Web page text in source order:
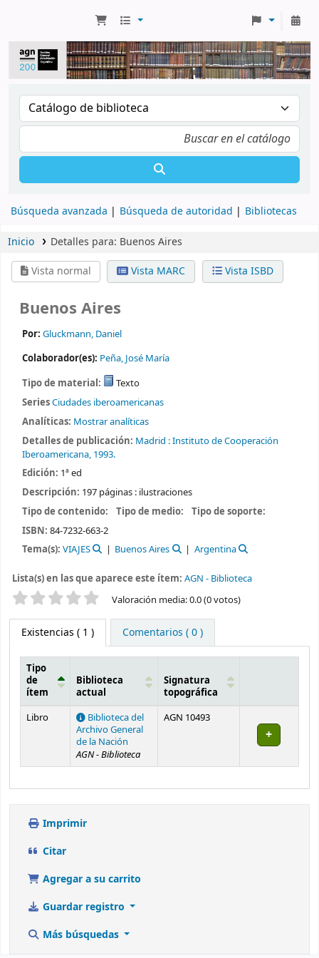
Búsqueda avanzada Búsqueda de autoridad Bibliotecas
Inicio Detalles para: Buenos Aires
Vista normal
Vista MARC Vista ISBD
Buenos Aires
Por: Gluckmann, Daniel
Colaborador(es): Peña, José María
Tipo de material:
Texto
SeriesCiudades iberoamericanas
Analíticas: Mostrar analíticas
Detalles de publicación: Madrid :Instituto de Cooperación
Iberoamericana, 1993.
Edición: 1ª ed
Descripción: 197 páginas : ilustraciones
Tipo de contenido:
Tipo de medio:
Tipo de soporte:
ISBN: 84-7232-663-2
Tema(s): VIAJES Buenos Aires Argentina
Lista(s) en las que aparece este ítem: AGN - Biblioteca
Valoración Valoración media: 0.0 (0 votos)
Existencias ( 1 ) Comentarios ( 0 )
Existencias
Tipo
de
ítem
Biblioteca
actual
Signatura
topográfica
Libro
Biblioteca del
Archivo General
de la Nación
AGN - Biblioteca
AGN 10493
Imprimir
Citar
Agregar a su carrito
Guardar registro
Más búsquedas